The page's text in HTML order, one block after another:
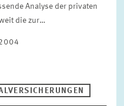
Analyse der privaten
die zur…